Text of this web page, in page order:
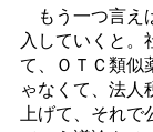
もう一つ言え
入していくと。
て、ＯＴＣ類似
ゃなくて、法人
上げて、それ